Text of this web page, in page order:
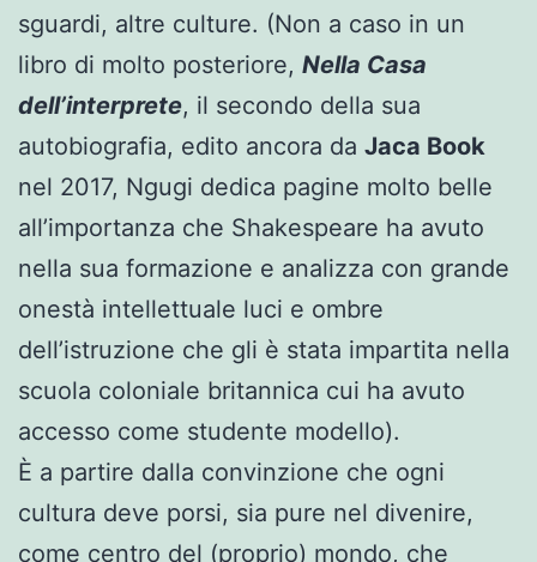
sguardi, altre culture. (Non a caso in un
libro di molto posteriore, Nella Casa
dell’interprete, il secondo della sua
autobiografia, edito ancora da Jaca Book
nel 2017, Ngugi dedica pagine molto belle
all’importanza che Shakespeare ha avuto
nella sua formazione e analizza con grande
onestà intellettuale luci e ombre
dell’istruzione che gli è stata impartita nella
scuola coloniale britannica cui ha avuto
accesso come studente modello).
È a partire dalla convinzione che ogni
cultura deve porsi, sia pure nel divenire,
come centro del (proprio) mondo, che